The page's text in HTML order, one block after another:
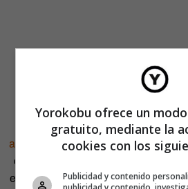
La teoría, de origen matemático,
entornos como los de las
sobredimensionan las cosas
aquellos usuarios con muchos
de comunicación se conoce como
en redes se ha llamado
Yorokobu ofrece un
gratuito, mediante la
cookies con los
Publicidad y contenido